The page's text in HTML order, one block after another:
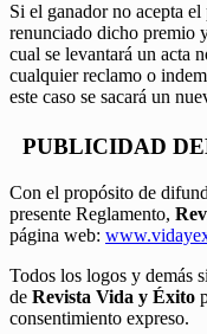
Si el ganador no acepta
renunciado dicho premio
cual se levantará un acta
cualquier reclamo o
este caso se sacará un
PUBLICIDAD
Con el propósito de
presente Reglamento,
página web:
Todos los logos y demás
de Revista Vida y Éxito
consentimiento expreso.